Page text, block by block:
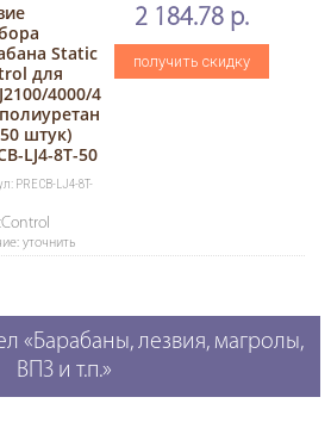
Static
для
4000/4
штук)
LJ4-8T-50
PRECB-LJ4-8T-
уточнить
2 184.78 р.
получить скидку
«Барабаны, лезвия, магролы,
ВПЗ и т.п.»